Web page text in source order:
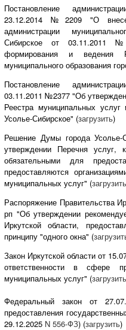
Постановление
23.12.2014 №2209 "О
администрации
Сибирское от 03.11.2011
формирования и ведения
муниципального образования
Постановление
03.11.2011 №2377 "Об
Реестра муниципальных услуг
Усолье-Сибирское" (загрузить)
Решение Думы города
утверждении Перечня услуг,
обязательными для
предоставляются
муниципальных услуг" (загрузить
Распоряжение Правительства
рп "Об утверждении
Иркутской области,
принципу "одного окна" (
Закон Иркутской области от
ответственности в сфере
муниципальных услуг" (загрузить
Федеральный закон от
предоставления
29.12.2025 N 556-ФЗ) (загрузить)